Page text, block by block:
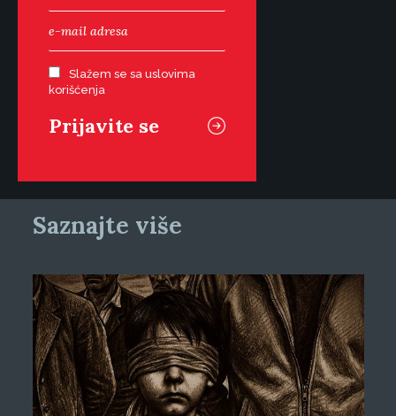
Slažem se sa uslovima
korišćenja
Saznajte više